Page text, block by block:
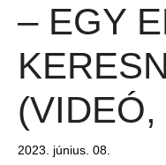
– EGY
2023. június. 08.